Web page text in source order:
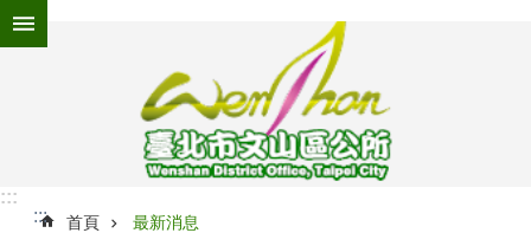
跳到主要內容區塊
為
:::
:::
首頁 最新消息